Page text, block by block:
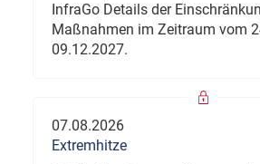
InfraGo Details der
Maßnahmen im Zeitraum vom
09.12.2027.
07.08.2026
Extremhitze